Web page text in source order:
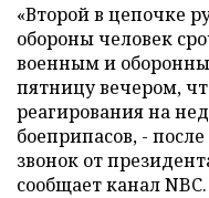
«Второй в цепочке
обороны человек
военным и
пятницу вечером,
реагирования на
боеприпасов, -
звонок от
сообщает канал NBC.